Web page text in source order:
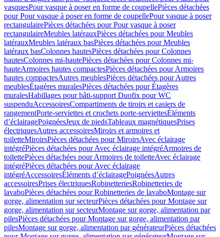
vasquesPour vasque à poser en forme de coupellePièces détachées
pour Pour vasque à poser en forme de coupellePour vasque à poser
rectangulairePièces détachées pour Pour vasque à poser
rectangulaireMeubles latérauxPièces détachées pour Meubles
latérauxMeubles latéraux basPièces détachées pour Meubles
latéraux basColonnes hautesPièces détachées pour Colonnes
hautesColonnes mi-hautePièces détachées pour Colonnes mi-
hauteArmoires hautes compactesPièces détachées pour Armoires
hautes compactesAutres meublesPièces détachées pour Autres
meublesÉtagères muralesPièces détachées pour Étagères
muralesHabillages pour bâti-support Duofix pour WC
suspenduAccessoiresCompartiments de tiroirs et casiers de
rangementPorte-serviettes et crochets porte-serviettesÉléments
d’éclairagePoignéesJeux de piedsTableaux magnétiquesPrises
électriquesAutres accessoiresMiroirs et armoires et
toiletteMiroirsPièces détachées pour MiroirsAvec éclairage
intégréPièces détachées pour Avec éclairage intégréArmoires de
toilettePièces détachées pour Armoires de toiletteAvec éclairage
intégréPièces détachées pour Avec éclairage
intégréAccessoiresÉléments d’éclairagePoignéesAutres
accessoiresPrises électriquesRobinetteriesRobinetteries de
lavaboPièces détachées pour Robinetteries de lavaboMontage sur
gorge, alimentation sur secteurPièces détachées pour Montage sur
gorge, alimentation sur secteurMontage sur gorge, alimentation par
pilesPièces détachées pour Montage sur gorge, alimentation par
pilesMontage sur gorge, alimentation par générateurPièces détachées